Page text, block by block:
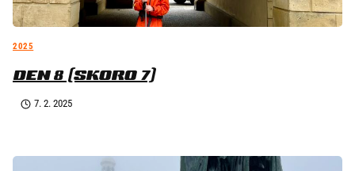
2025
DEN 8 (SKORO 7)
7. 2. 2025